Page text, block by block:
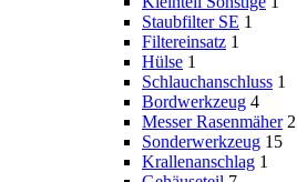
Staubfilter SE 1
Filtereinsatz 1
Hülse 1
Schlauchanschluss 1
Bordwerkzeug 4
Messer Rasenmäher 2
Sonderwerkzeug 15
Krallenanschlag 1